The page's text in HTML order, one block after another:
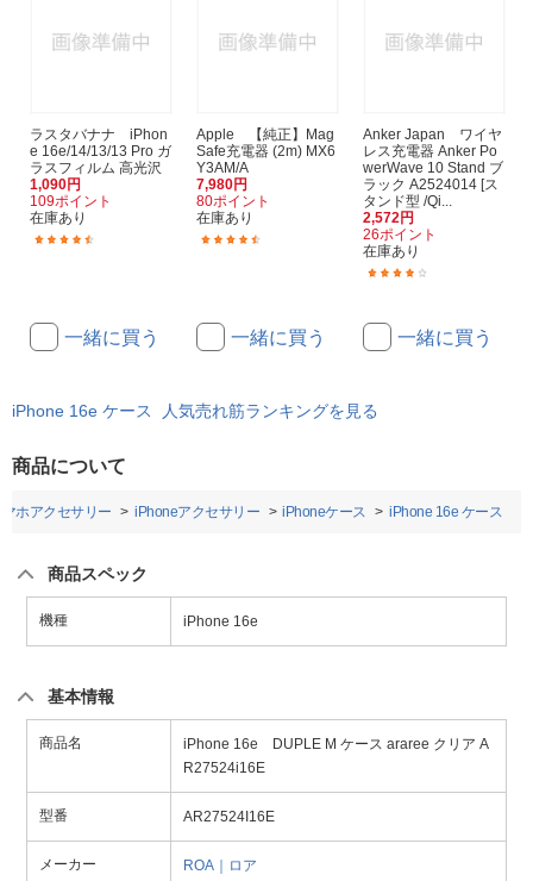
ラスタバナナ iPhon
e 16e/14/13/13 Pro ガ
ラスフィルム 高光沢
1,090円
109ポイント
在庫あり
一緒に買う
Apple 【純正】Mag
Safe充電器 (2m) MX6
Y3AM/A
7,980円
80ポイント
在庫あり
一緒に買う
Anker Japan ワイヤ
レス充電器 Anker Po
werWave 10 Stand ブ
ラック A2524014 [ス
タンド型 /Qi...
2,572円
26ポイント
在庫あり
一緒に買う
iPhone 16e ケース 人気売れ筋ランキングを見る
商品について
ホアクセサリー iPhoneアクセサリー iPhoneケース iPhone 16e ケース
商品スペック
機種 iPhone 16e
基本情報
商品名
iPhone 16e DUPLE M ケース araree クリア A
R27524i16E
型番 AR27524I16E
メーカー ROA｜ロア